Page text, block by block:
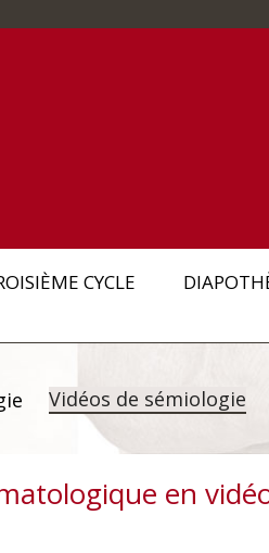
CYCLE
Vidéos de sémiologie
en